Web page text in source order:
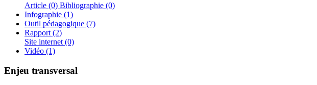
Article (0) Bibliographie (0)
Infographie (1)
Outil pédagogique (7)
Rapport (2)
Site internet (0)
Vidéo (1)
Enjeu transversal